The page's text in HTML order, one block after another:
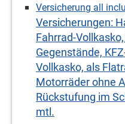
Versicherung all
Versicherungen:
Fahrrad-
Gegenstände,
Vollkasko, als
Motorräder ohne
Rückstufung im
mtl.